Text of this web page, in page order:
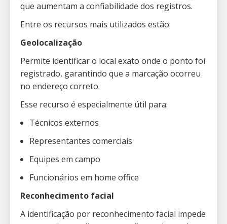
que aumentam a confiabilidade dos registros.
Entre os recursos mais utilizados estão:
Geolocalização
Permite identificar o local exato onde o ponto foi
registrado, garantindo que a marcação ocorreu
no endereço correto.
Esse recurso é especialmente útil para:
Técnicos externos
Representantes comerciais
Equipes em campo
Funcionários em home office
Reconhecimento facial
A identificação por reconhecimento facial impede